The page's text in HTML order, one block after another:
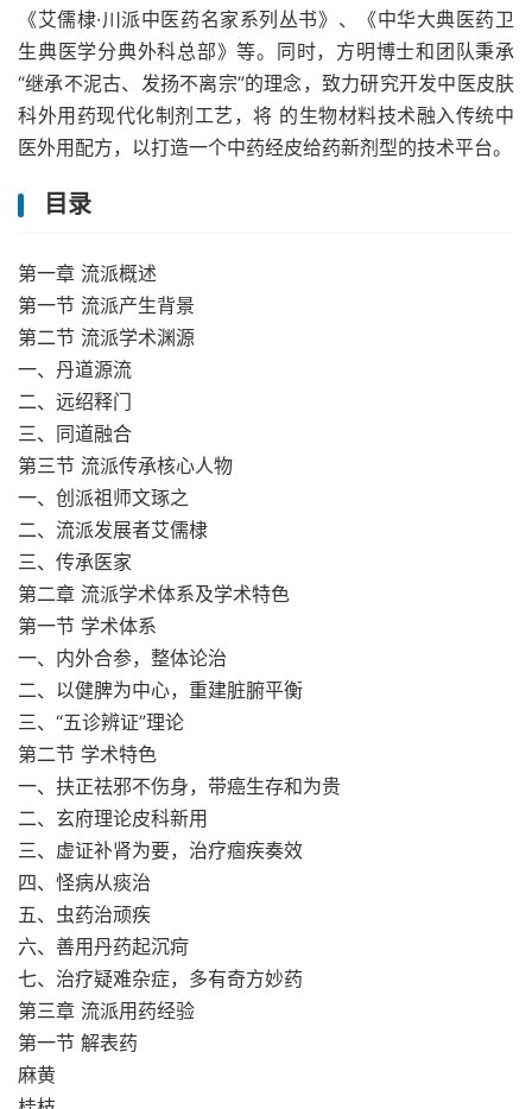
《艾儒棣·川派中医药名家系列丛书》、《中华大典医药卫
生典医学分典外科总部》等。同时，方明博士和团队秉承
“继承不泥古、发扬不离宗”的理念，致力研究开发中医皮肤
科外用药现代化制剂工艺，将 的生物材料技术融入传统中
医外用配方，以打造一个中药经皮给药新剂型的技术平台。
目录
第一章 流派概述
第一节 流派产生背景
第二节 流派学术渊源
一、丹道源流
二、远绍释门
三、同道融合
第三节 流派传承核心人物
一、创派祖师文琢之
二、流派发展者艾儒棣
三、传承医家
第二章 流派学术体系及学术特色
第一节 学术体系
一、内外合参，整体论治
二、以健脾为中心，重建脏腑平衡
三、“五诊辨证”理论
第二节 学术特色
一、扶正祛邪不伤身，带癌生存和为贵
二、玄府理论皮科新用
三、虚证补肾为要，治疗痼疾奏效
四、怪病从痰治
五、虫药治顽疾
六、善用丹药起沉疴
七、治疗疑难杂症，多有奇方妙药
第三章 流派用药经验
第一节 解表药
麻黄